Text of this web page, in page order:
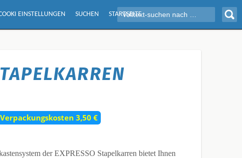
EINSTELLUNGEN SUCHEN STARTSEITE
3,50 €
der EXPRESSO Stapelkarren bietet Ihnen